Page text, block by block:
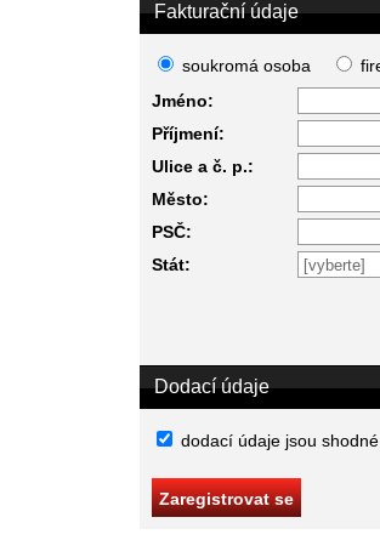
Fakturační údaje
soukromá osoba
Jméno:
Příjmení:
Ulice a č. p.:
Město:
PSČ:
Stát:
Dodací údaje
dodací údaje jsou